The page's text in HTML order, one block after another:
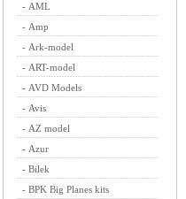
- AML
- Amp
- Ark-model
- ART-model
- AVD Models
- Avis
- AZ model
- Azur
- Bilek
- BPK Big Planes kits